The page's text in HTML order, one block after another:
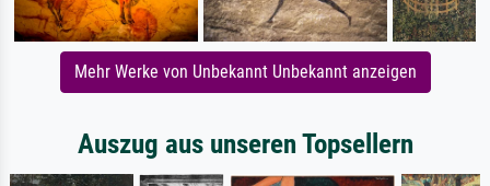
Mehr Werke von Unbekannt Unbekannt anzeigen
Auszug aus unseren Topsellern